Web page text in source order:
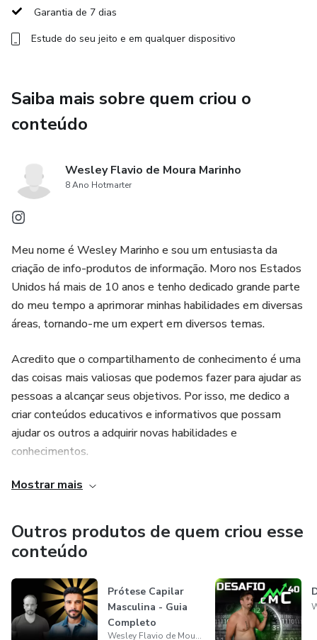
tudo que você precisa saber para começar nesse negócio
futuro dos aluguéis de carro, e você não vai querer perder
essa grande OPORTUNIDADE de crescer junto com a
Garantia de 7 dias
Estude do seu jeito e em qualquer dispositivo
Saiba mais sobre quem criou o
conteúdo
Wesley Flavio de Moura Marinho
8 Ano Hotmarter
Meu nome é Wesley Marinho e sou um entusiasta da
criação de info-produtos de informação. Moro nos Estados
Unidos há mais de 10 anos e tenho dedicado grande parte
do meu tempo a aprimorar minhas habilidades em diversas
áreas, tornando-me um expert em diversos temas.
Acredito que o compartilhamento de conhecimento é uma
das coisas mais valiosas que podemos fazer para ajudar as
pessoas a alcançar seus objetivos. Por isso, me dedico a
criar conteúdos educativos e informativos que possam
ajudar os outros a adquirir novas habilidades e
conhecimentos.
Gosto de explorar diferentes temas em meus info-
pessoal e profissional. Acredito que há sempre algo novo a
ser aprendido e compartilhado, e é por isso que estou
constantemente buscando novas formas de aprimorar meu
conhecimento e compartilhar o que aprendi com os outros.
Além disso, sou apaixonado por tecnologia e utilizo
diversas ferramentas digitais para criar e promover meus
Mostrar mais
Outros produtos de quem criou esse
conteúdo
Prótese Capilar
Masculina - Guia
Completo
Wesley Flavio de Moura Marinho